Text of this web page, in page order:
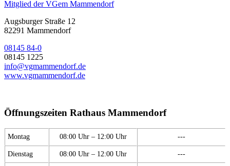
Mitglied der VGem Mammendorf
Augsburger Straße 12
82291 Mammendorf
08145 84-0
08145 1225
info@vgmammendorf.de
www.vgmammendorf.de
Öffnungszeiten Rathaus Mammendorf
Montag 08:00 Uhr – 12:00 Uhr ---
Dienstag 08:00 Uhr – 12:00 Uhr ---